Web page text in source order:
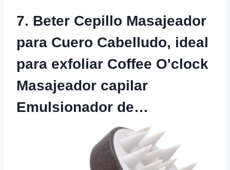
7. Beter Cepillo Masajeador
para Cuero Cabelludo, ideal
para exfoliar Coffee O'clock
Masajeador capilar
Emulsionador de…